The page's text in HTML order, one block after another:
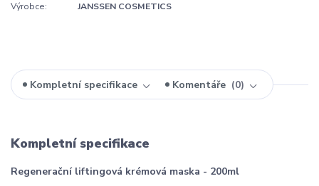
Výrobce:
JANSSEN COSMETICS
Kompletní specifikace Komentáře 0
Kompletní specifikace
Regenerační liftingová krémová maska - 200ml